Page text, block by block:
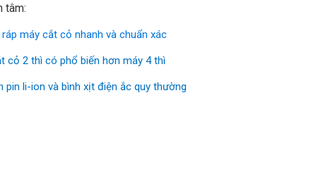
tâm:
máy cắt cỏ nhanh và chuẩn xác
cỏ 2 thì có phổ biến hơn máy 4 thì
pin li-ion và bình xịt điện ắc quy thường